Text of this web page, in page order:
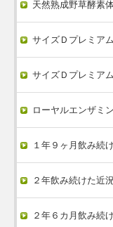
天然熟成野草酵素
サイズＤプレミア
サイズＤプレミア
ローヤルエンザミ
１年９ヶ月飲み続
２年飲み続けた近
２年６カ月飲み続